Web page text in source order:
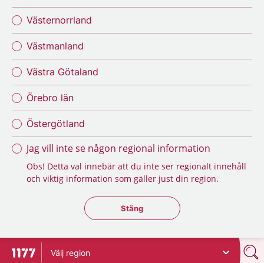
Västernorrland
Västmanland
Västra Götaland
Örebro län
Östergötland
Jag vill inte se någon regional information
Obs! Detta val innebär att du inte ser regionalt innehåll
och viktig information som gäller just din region.
Stäng regionsväljaren
Stäng
Till startsidan för 1177
Välj region